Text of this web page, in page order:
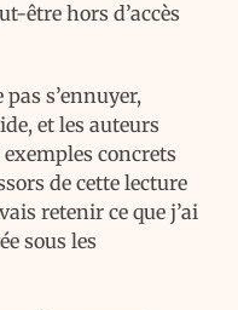
être hors d’accès
s’ennuyer,
et les auteurs
concrets
de cette lecture
retenir ce que j’ai
sous les